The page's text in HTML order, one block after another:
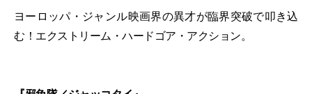
ヨーロッパ・ジャンル映画界の異才が臨界突破で叩き込
む！エクストリーム・ハードゴア・アクション。